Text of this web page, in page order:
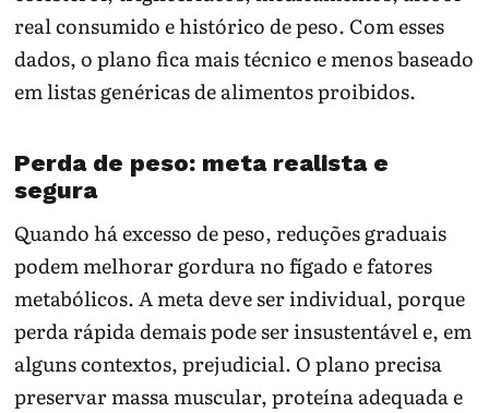
real consumido e histórico de peso. Com esses
dados, o plano fica mais técnico e menos baseado
em listas genéricas de alimentos proibidos.
Perda de peso: meta realista e
segura
Quando há excesso de peso, reduções graduais
podem melhorar gordura no fígado e fatores
metabólicos. A meta deve ser individual, porque
perda rápida demais pode ser insustentável e, em
alguns contextos, prejudicial. O plano precisa
preservar massa muscular, proteína adequada e